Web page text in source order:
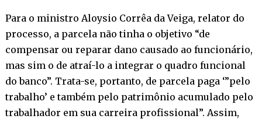
Para o ministro Aloysio Corrêa da Veiga, relator do
processo, a parcela não tinha o objetivo “de
compensar ou reparar dano causado ao funcionário,
mas sim o de atraí-lo a integrar o quadro funcional
do banco”. Trata-se, portanto, de parcela paga ‘”pelo
trabalho’ e também pelo patrimônio acumulado pelo
trabalhador em sua carreira profissional”. Assim,